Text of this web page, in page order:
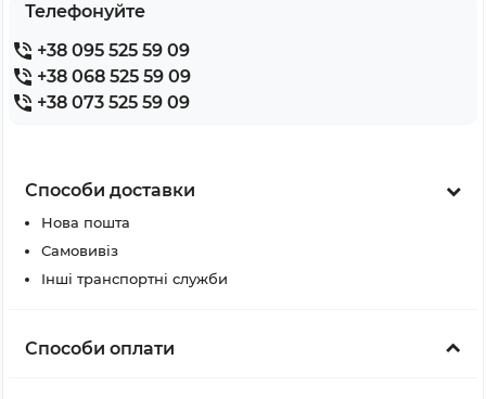
Телефонуйте
+38 095 525 59 09
+38 068 525 59 09
+38 073 525 59 09
Способи доставки
Нова пошта
Самовивіз
Інші транспортні служби
Способи оплати